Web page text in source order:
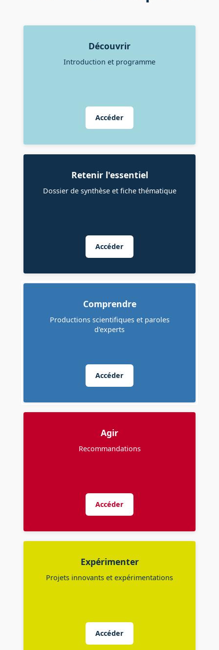
Découvrir
Introduction et programme
Accéder
Retenir l'essentiel
Dossier de synthèse et fiche thématique
Accéder
Comprendre
Productions scientifiques et paroles
d'experts
Accéder
Agir
Recommandations
Accéder
Expérimenter
Projets innovants et expérimentations
Accéder